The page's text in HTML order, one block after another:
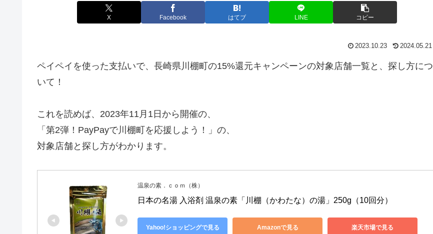
X Facebook はてブ LINE コピー
2023.10.23 2024.05.21
ペイペイを使った支払いで、長崎県川棚町の15%還元キャンペーンの対象店舗一覧と、探し方につ
いて！
これを読めば、2023年11月1日から開催の、
「第2弾！PayPayで川棚町を応援しよう！」の、
対象店舗と探し方がわかります。
温泉の素．ｃｏｍ（株）
日本の名湯 入浴剤 温泉の素「川棚（かわたな）の湯」250g（10回分）
Yahoo!ショッピングで見る Amazonで見る 楽天市場で見る